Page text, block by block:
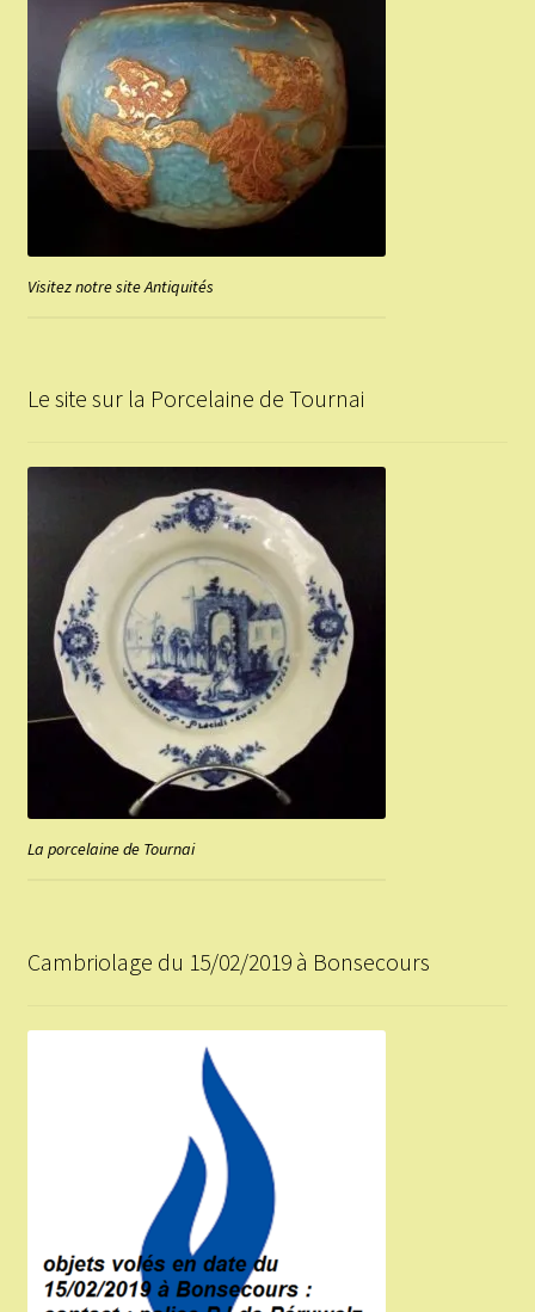
Visitez notre site Antiquités
Le site sur la Porcelaine de Tournai
La porcelaine de Tournai
Cambriolage du 15/02/2019 à Bonsecours